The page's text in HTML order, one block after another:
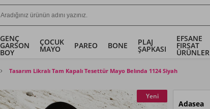
GENÇ
GARSON
BOY
ÇOCUK
MAYO PAREO BONE PLAJ
ŞAPKASI
EFSANE
FIRSAT
ÜRÜNLER
Tasarım Likralı Tam Kapalı Tesettür Mayo Belında 1124 Siyah
Yeni
Adasea